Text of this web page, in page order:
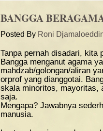
BANGGA
Posted By Roni
Tanpa pernah disadari, kita
Bangga menganut agama
mahdzab/golongan/aliran
orprof yang dianggotai.
skala minoritos, mayoritas,
saja.
Mengapa? Jawabnya
manusia.